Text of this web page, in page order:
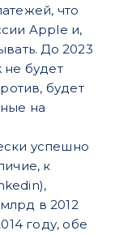
что
Apple и,
До 2023
не будет
будет
на
успешно
к
в 2012
году, обе